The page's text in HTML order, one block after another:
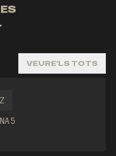
VEURE'LS TOTS
Z